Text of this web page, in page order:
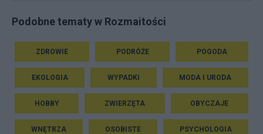
Podobne tematy w Rozmaitości
ZDROWIE PODRÓŻE POGODA
EKOLOGIA WYPADKI MODA I URODA
HOBBY ZWIERZĘTA OBYCZAJE
WNĘTRZA OSOBISTE PSYCHOLOGIA